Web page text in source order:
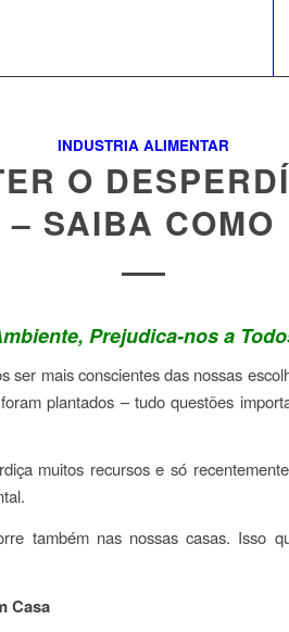
INDUSTRIA ALIMENTAR
O
– SAIBA COMO
Prejudica-nos a
ser mais conscientes das nossas
plantados – tudo questões
muitos recursos e só
também nas nossas casas. Isso
Casa